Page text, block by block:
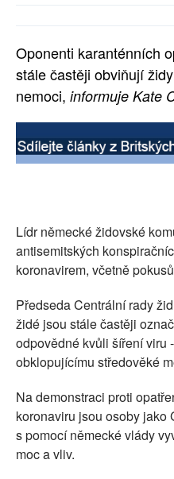
SOCIÁLNÍ SÍTĚ
RUBRIKY
PLNÁ VERZE STRÁNEK
Oponenti karanténních
stále častěji obviňují
nemoci, informuje Kate
Lídr německé židovské
antisemitských
koronavirem, včetně
Předseda Centrální rady
židé jsou stále častěji
odpovědné kvůli šíření viru
obklopujícímu středověké
Na demonstraci proti
koronaviru jsou osoby jako
s pomocí německé vlády
moc a vliv.